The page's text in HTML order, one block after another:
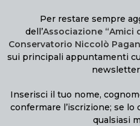
Per restare sempre
dell’Associazione “Amici
Conservatorio Niccolò
sui principali appuntamenti
Inserisci il tuo nome,
confermare l’iscrizione; se
qualsiasi